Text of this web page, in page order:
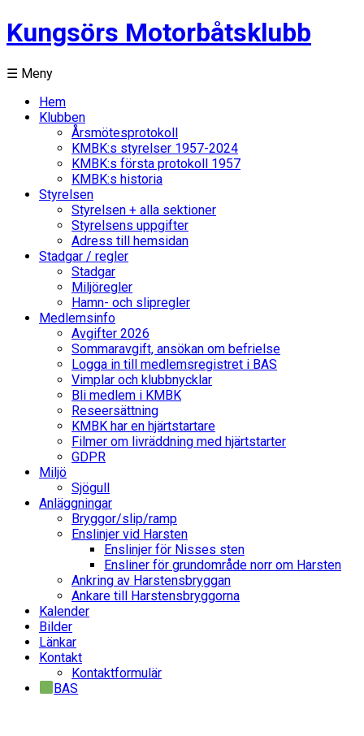
Kungsörs Motorbåtsklubb
☰ Meny
Hem
Klubben
Årsmötesprotokoll
KMBK:s styrelser 1957-2024
KMBK:s första protokoll 1957
KMBK:s historia
Styrelsen
Styrelsen + alla sektioner
Styrelsens uppgifter
Adress till hemsidan
Stadgar / regler
Stadgar
Miljöregler
Hamn- och slipregler
Medlemsinfo
Avgifter 2026
Sommaravgift, ansökan om befrielse
Logga in till medlemsregistret i BAS
Vimplar och klubbnycklar
Bli medlem i KMBK
Reseersättning
KMBK har en hjärtstartare
Filmer om livräddning med hjärtstarter
GDPR
Miljö
Sjögull
Anläggningar
Bryggor/slip/ramp
Enslinjer vid Harsten
Enslinjer för Nisses sten
Ensliner för grundområde norr om Harsten
Ankring av Harstensbryggan
Ankare till Harstensbryggorna
Kalender
Bilder
Länkar
Kontakt
Kontaktformulär
BAS